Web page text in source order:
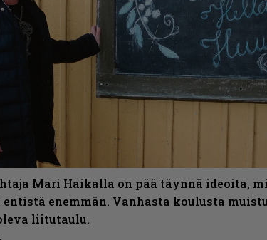
Mari Haikalla on pää täynnä ideoita,
enemmän. Vanhasta koulusta
liitutaulu.